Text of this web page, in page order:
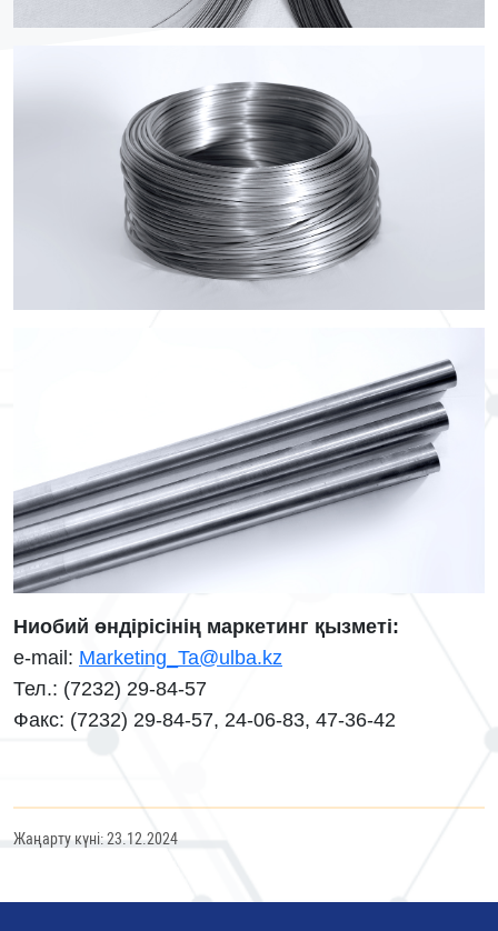
Ниобий өндірісінің маркетинг қызметі:
e-mail: Marketing_Ta@ulba.kz
Тел.: (7232) 29-84-57
Факс: (7232) 29-84-57, 24-06-83, 47-36-42
Жаңарту күні: 23.12.2024